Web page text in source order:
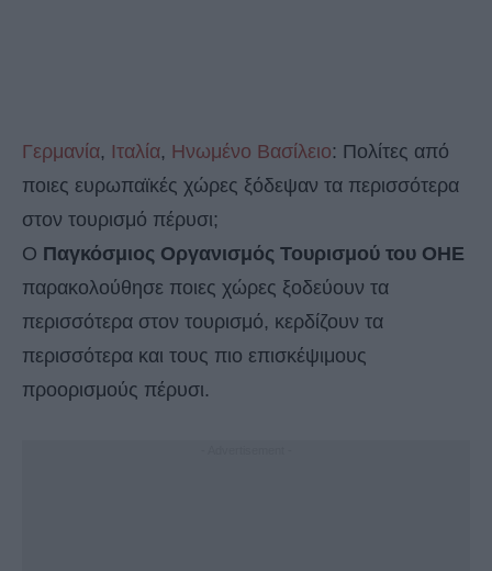
Γερμανία, Ιταλία, Ηνωμένο Βασίλειο: Πολίτες από
ποιες ευρωπαϊκές χώρες ξόδεψαν τα περισσότερα
στον τουρισμό πέρυσι;
Ο Παγκόσμιος Οργανισμός Τουρισμού του ΟΗΕ
παρακολούθησε ποιες χώρες ξοδεύουν τα
περισσότερα στον τουρισμό, κερδίζουν τα
περισσότερα και τους πιο επισκέψιμους
προορισμούς πέρυσι.